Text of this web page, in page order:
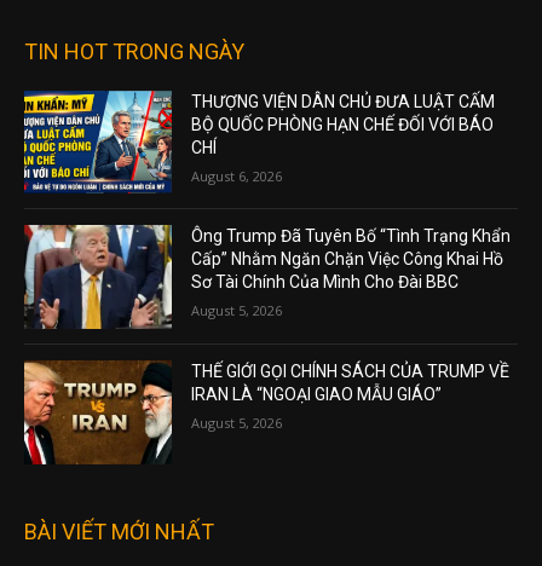
TIN HOT TRONG NGÀY
THƯỢNG VIỆN DÂN CHỦ ĐƯA LUẬT CẤM
BỘ QUỐC PHÒNG HẠN CHẾ ĐỐI VỚI BÁO
CHÍ
August 6, 2026
Ông Trump Đã Tuyên Bố “Tình Trạng Khẩn
Cấp” Nhằm Ngăn Chặn Việc Công Khai Hồ
Sơ Tài Chính Của Mình Cho Đài BBC
August 5, 2026
THẾ GIỚI GỌI CHÍNH SÁCH CỦA TRUMP VỀ
IRAN LÀ “NGOẠI GIAO MẪU GIÁO”
August 5, 2026
BÀI VIẾT MỚI NHẤT